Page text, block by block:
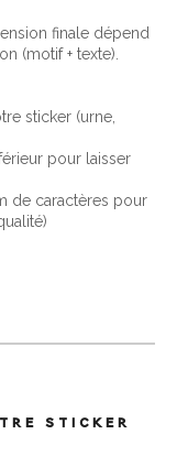
finale dépend
(motif + texte).
sticker (urne,
pour laisser
de caractères pour
STICKER